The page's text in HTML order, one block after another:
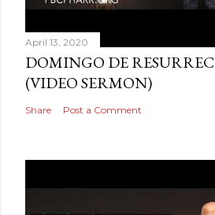
April 13, 2020
DOMINGO DE
(VIDEO SERMON)
Share Post a Comment